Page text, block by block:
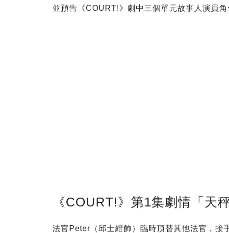
並預告《COURT!》劇中三個單元故事人演員角
《COURT!》第1集劇情「天
法官Peter（邱士縉飾）臨時頂替其他法官，接